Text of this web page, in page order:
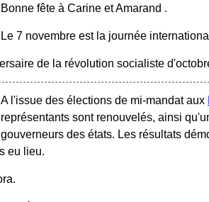
Bonne fête à Carine et Amarand .
Le 7 novembre est la journée
de la révolution socialiste
A l'issue des élections de mi-mandat aux
représentants sont renouvelés, ainsi
gouverneurs des états. Les résultats
eu lieu.